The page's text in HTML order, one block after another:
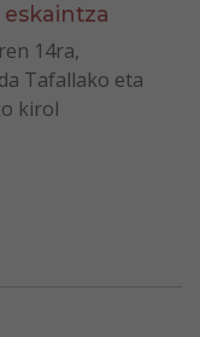
14ra,
Tafallako eta
kirol